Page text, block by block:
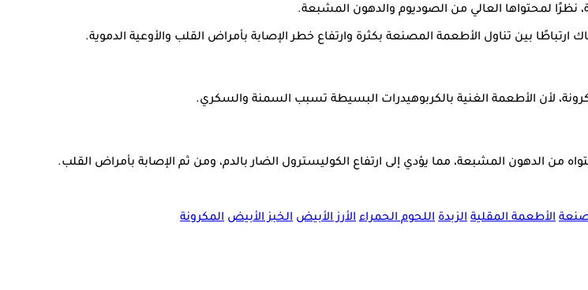
نظرًا لمحتواها العالي من الصوديوم والدهون المشبعة.
لأن الأطعمة الغنية بالكربوهيدرات البسيطة تسبب السمنة والسكري.
من الدهون المشبعة، مما يؤدي إلى ارتفاع الكوليسترول الضار بالدم، ومن ثم الإصابة بأمراض القلب.
الأطعمة المقلية الزبدة اللحوم الحمراء الأرز الأبيض الخبز الأبيض المكرونة